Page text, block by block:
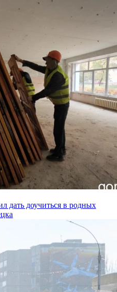
дать доучиться в родных